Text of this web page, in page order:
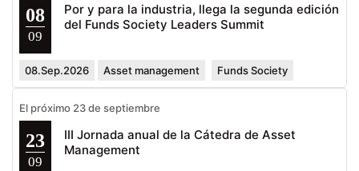
08
09
Por y para la industria, llega la segunda edición
del Funds Society Leaders Summit
08.Sep.2026 Asset management Funds Society
El próximo 23 de septiembre
23
09
III Jornada anual de la Cátedra de Asset
Management